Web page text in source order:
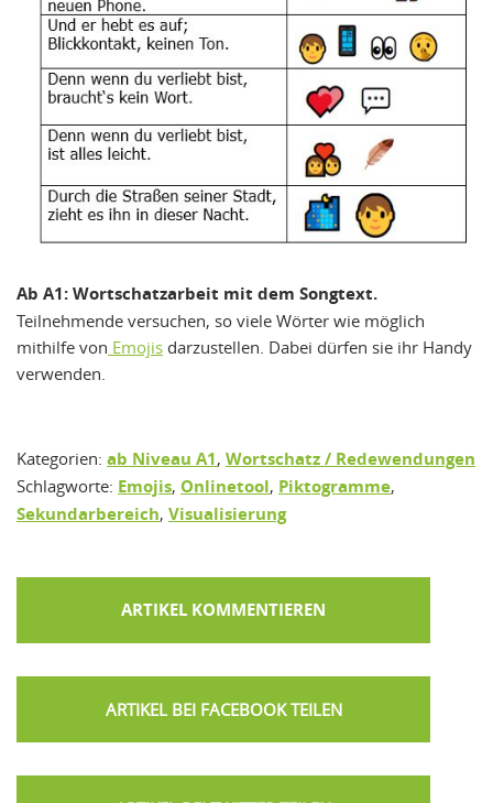
Ab A1: Wortschatzarbeit mit dem Songtext.
Teilnehmende versuchen, so viele Wörter wie möglich
mithilfe von Emojis darzustellen. Dabei dürfen sie ihr Handy
verwenden.
Kategorien: ab Niveau A1, Wortschatz / Redewendungen
Schlagworte: Emojis, Onlinetool, Piktogramme,
Sekundarbereich, Visualisierung
ARTIKEL KOMMENTIEREN